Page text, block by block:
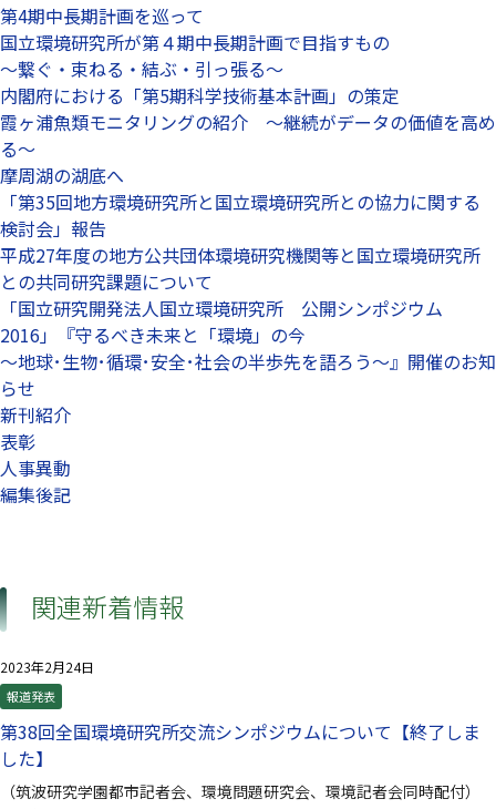
第4期中長期計画を巡って
国立環境研究所が第４期中長期計画で目指すもの
～繋ぐ・束ねる・結ぶ・引っ張る～
内閣府における「第5期科学技術基本計画」の策定
霞ヶ浦魚類モニタリングの紹介 ～継続がデータの価値を高め
る～
摩周湖の湖底へ
「第35回地方環境研究所と国立環境研究所との協力に関する
検討会」報告
平成27年度の地方公共団体環境研究機関等と国立環境研究所
との共同研究課題について
「国立研究開発法人国立環境研究所 公開シンポジウム
2016」『守るべき未来と「環境」の今
～地球･生物･循環･安全･社会の半歩先を語ろう～』開催のお知
らせ
新刊紹介
表彰
人事異動
編集後記
関連新着情報
2023年2月24日
報道発表
第38回全国環境研究所交流シンポジウムについて【終了しま
した】
（筑波研究学園都市記者会、環境問題研究会、環境記者会同時配付）